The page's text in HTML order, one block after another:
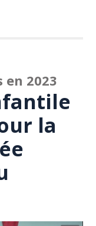
en 2023
la